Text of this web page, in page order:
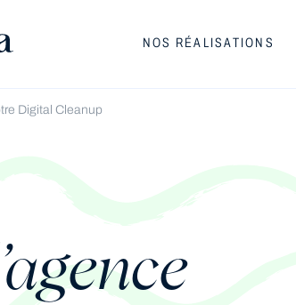
NOS RÉALISATIONS
Digital Cleanup